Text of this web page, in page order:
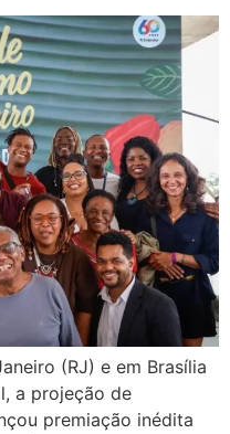
(RJ) e em Brasília
a projeção de
premiação inédita